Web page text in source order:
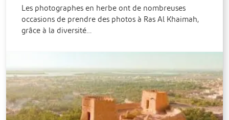
Les photographes en herbe ont de nombreuses
occasions de prendre des photos à Ras Al Khaimah,
grâce à la diversité…